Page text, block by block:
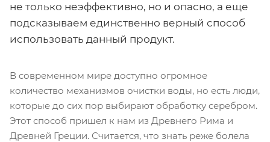
не только неэффективно, но и опасно, а еще
подсказываем единственно верный способ
использовать данный продукт.
В современном мире доступно огромное
количество механизмов очистки воды, но есть люди,
которые до сих пор выбирают обработку серебром.
Этот способ пришел к нам из Древнего Рима и
Древней Греции. Считается, что знать реже болела